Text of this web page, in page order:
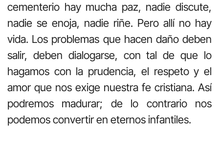
cementerio hay mucha paz, nadie discute,
nadie se enoja, nadie riñe. Pero allí no hay
vida. Los problemas que hacen daño deben
salir, deben dialogarse, con tal de que lo
hagamos con la prudencia, el respeto y el
amor que nos exige nuestra fe cristiana. Así
podremos madurar; de lo contrario nos
podemos convertir en eternos infantiles.